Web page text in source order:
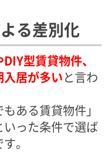
る差別化
型賃貸物件、
居が多いと言わ
ある賃貸物件」
った条件で選ば
。